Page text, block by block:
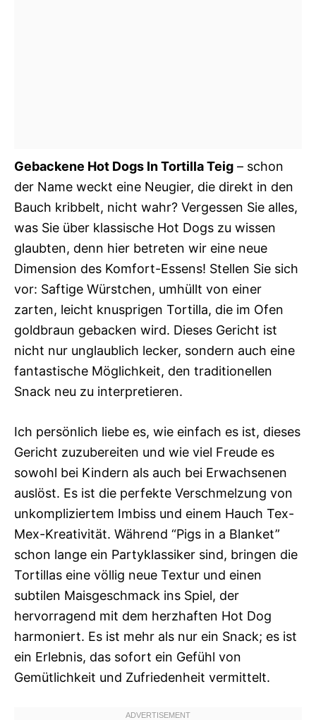
Gebackene Hot Dogs In Tortilla Teig – schon
der Name weckt eine Neugier, die direkt in den
Bauch kribbelt, nicht wahr? Vergessen Sie alles,
was Sie über klassische Hot Dogs zu wissen
glaubten, denn hier betreten wir eine neue
Dimension des Komfort-Essens! Stellen Sie sich
vor: Saftige Würstchen, umhüllt von einer
zarten, leicht knusprigen Tortilla, die im Ofen
goldbraun gebacken wird. Dieses Gericht ist
nicht nur unglaublich lecker, sondern auch eine
fantastische Möglichkeit, den traditionellen
Snack neu zu interpretieren.
Ich persönlich liebe es, wie einfach es ist, dieses
Gericht zuzubereiten und wie viel Freude es
sowohl bei Kindern als auch bei Erwachsenen
auslöst. Es ist die perfekte Verschmelzung von
unkompliziertem Imbiss und einem Hauch Tex-
Mex-Kreativität. Während “Pigs in a Blanket”
schon lange ein Partyklassiker sind, bringen die
Tortillas eine völlig neue Textur und einen
subtilen Maisgeschmack ins Spiel, der
hervorragend mit dem herzhaften Hot Dog
harmoniert. Es ist mehr als nur ein Snack; es ist
ein Erlebnis, das sofort ein Gefühl von
Gemütlichkeit und Zufriedenheit vermittelt.